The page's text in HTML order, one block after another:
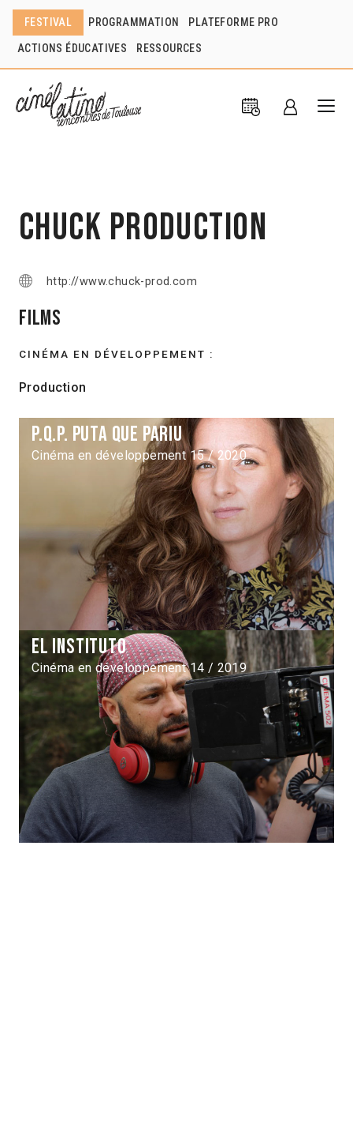
FESTIVAL PROGRAMMATION PLATEFORME PRO
ACTIONS ÉDUCATIVES RESSOURCES
Chuck Production
http://www.chuck-prod.com
Films
CINÉMA EN DÉVELOPPEMENT :
Production
P.Q.P. Puta que pariu
Cinéma en développement 15 / 2020
El instituto
Cinéma en développement 14 / 2019